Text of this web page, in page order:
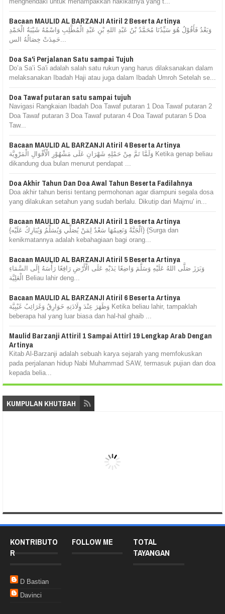
Bacaan MAULID AL BARZANJI Atiril 2 Beserta Artinya
وَبَعْدُ فَأَقُوْلُ هُوَ سَيِّدُنَا مُحَمَّدُ بْنُ عَبْدِ اللهِ بْنِ عَبْدِ الْمُطَّلِبِ وَاسْمُهُ شَيْبَةُ الْحَمْدِ
Doa Sa'i Perjalanan Satu sampai Tujuh
Do’a Sa’i Sa'i adalah salah satu rukun yang harus dilaksanakan dalam
melaksanakan Ibadah Haji atau juga dalam Ibadah Umroh Setelah se...
Doa Tawaf putaran satu sampai tujuh
Navigasi Rangkaian Ibadah Doa Tawaf putaran 1 Doa Tawaf putaran 2
Doa Tawaf putaran 3 Doa Tawaf putaran 4 Doa Tawaf putaran 5 Doa
Taw...
Bacaan MAULID AL BARZANJI Atiril 4 Beserta Artinya
وَلَمَّا تَمَّ مِنْ حَمْلِهِ شَهْرَانِ عَلَى مَشْهُوْرِ الْأَقْوَالِ الْمَرْوِيَّة Ketika genap beliau
dikandung dua bulan menurut pendapat ...
Doa Akhir Tahun Dan Doa Awal Tahun Beserta Fadilahnya
Doa akhir tahun berisi tentang permohonan agar diampuni segala dosa
yang dilakukan setahun yang sudah berlalu. Dikutip dari Majmu' in...
Bacaan MAULID AL BARZANJI Atiril 1 Beserta Artinya
{اَلْجَنَّةُ وَنَعِيمُهَا سَعْدٌ لِمَنْ يُصَلِّي وَيُسَلِّمُ وَيُبَارِكُ عَلَيْه} {Surga dan
kenikmatannya adalah kebahagiaan bagi orang...
Bacaan MAULID AL BARZANJI Atiril 5 Beserta Artinya
وَبَرَزَ صَلَّى اللهُ عَلَيْهِ وَسَلَّمَ وَاضِعًا يَدَيْهِ عَلَى الْأَرْضِ رَافِعًا رَأْسَهُ إِلَى السَّمَاءِ
الْعَلِيَّة Beliau lahir deng...
Bacaan MAULID AL BARZANJI Atiril 6 Beserta Artinya
وَظَهَرَ عِنْدَ وِلَادَتِهِ خَوَارِقُ وَغَرَائِبُ غَيْبِيَّة Ketika beliau lahir, tampaklah
beberapa hal yang luar biasa dan hal-hal ghaib ...
Maulid Barzanji Attiril 1 Sampai Attirl 19 Lengkap Arab Dengan
Artinya
Kitab Al-Barzanji adalah sebuah karya sejarah yang memfokuskan
pada perjalanan hidup Nabi Muhammad SAW, termasuk pujian dan doa
kepada belia...
KUMPULAN KHUTBAH
KONTRIBUTO
R
D Bastian
Davinci
FOLLOW ME
TOTAL
TAYANGAN